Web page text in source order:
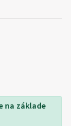
po
na základe